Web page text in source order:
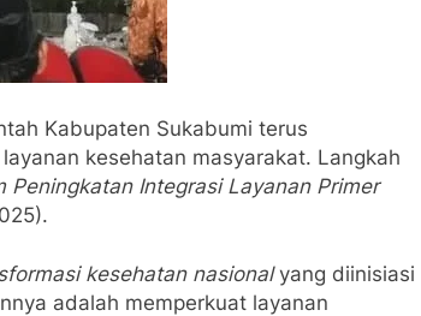
Kabupaten Sukabumi terus
kesehatan masyarakat. Langkah
Peningkatan Integrasi Layanan Primer
kesehatan nasionalyang diinisiasi
adalah memperkuat layanan